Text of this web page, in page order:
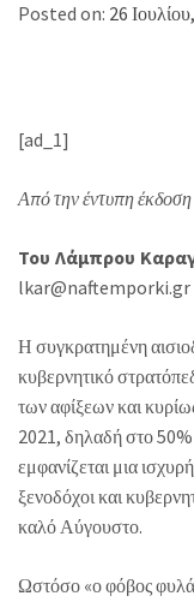
Posted on: 26
[ad_1]
Από την έντυπη έκδοση
Του Λάμπρου
lkar@naftemporki.gr
Η συγκρατημένη
κυβερνητικό
των αφίξεων και
2021, δηλαδή στο 50%
εμφανίζεται μια
ξενοδόχοι και
καλό Αύγουστο.
Ωστόσο «ο φόβος